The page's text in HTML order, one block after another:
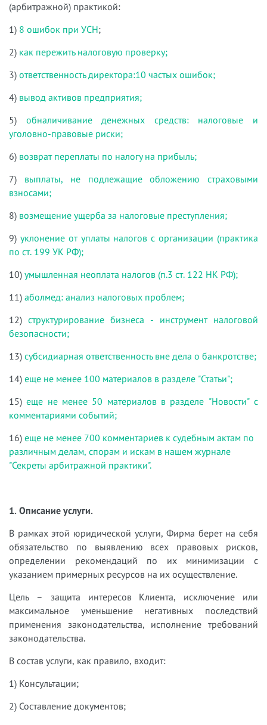
(арбитражной) практикой:
1) 8 ошибок при УСН;
2) как пережить налоговую проверку;
3) ответственность директора:10 частых ошибок;
4) вывод активов предприятия;
5) обналичивание денежных средств: налоговые и
уголовно-правовые риски;
6) возврат переплаты по налогу на прибыль;
7) выплаты, не подлежащие обложению страховыми
взносами;
8) возмещение ущерба за налоговые преступления;
9) уклонение от уплаты налогов с организации (практика
по ст. 199 УК РФ);
10) умышленная неоплата налогов (п.3 ст. 122 НК РФ);
11) аболмед: анализ налоговых проблем;
12) структурирование бизнеса - инструмент налоговой
безопасности;
13) субсидиарная ответственность вне дела о банкротстве;
14) еще не менее 100 материалов в разделе "Статьи";
15)еще не менее 50 материалов в разделе "Новости" с
комментариями событий;
16) еще не менее 700 комментариев к судебным актам по
различным делам, спорам и искам в нашем журнале
"Секреты арбитражной практики".
1. Описание услуги.
В рамках этой юридической услуги, Фирма берет на себя
обязательство по выявлению всех правовых рисков,
определении рекомендаций по их минимизации с
указанием примерных ресурсов на их осуществление.
Цель – защита интересов Клиента, исключение или
максимальное уменьшение негативных последствий
применения законодательства, исполнение требований
законодательства.
В состав услуги, как правило, входит:
1) Консультации;
2) Составление документов;